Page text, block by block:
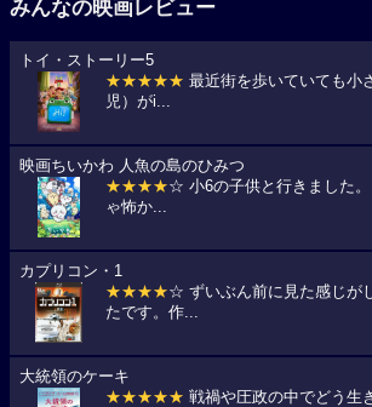
みんなの映画レビュー
トイ・ストーリー5
★★★★★ 最近街を歩いていても小
児）がi...
映画ちいかわ 人魚の島のひみつ
★★★★☆ 小6の子供と行きました
ゃ怖か...
カプリコン・1
★★★★☆ ずいぶん前に見た感じが
たです。作...
大統領のケーキ
★★★★★ 戦禍や圧政の中でどう生